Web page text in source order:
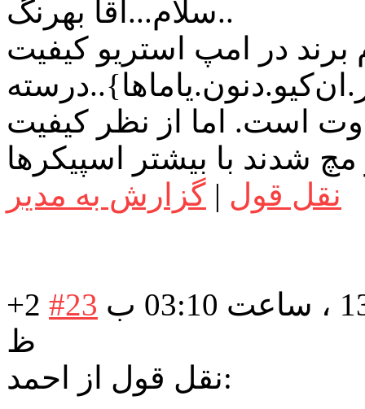
سلام...اقا بهرنگ..
در امپ استریو کیفیت
کیو.دنون.یاماها}..درسته
است. اما از نظر کیفیت
نقل قول | گزارش به مدیر
+2 #23 در تاریخ: جمعه 13 دی 1398 ، ساعت 03:10 ب
ظ
نقل قول از احمد: